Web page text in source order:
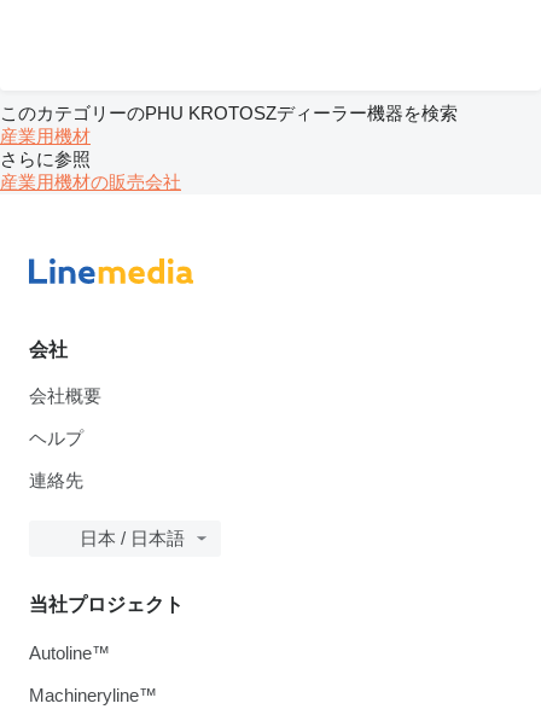
このカテゴリーのPHU KROTOSZディーラー機器を検索
産業用機材
さらに参照
産業用機材の販売会社
会社
会社概要
ヘルプ
連絡先
日本 / 日本語
当社プロジェクト
Autoline™
Machineryline™